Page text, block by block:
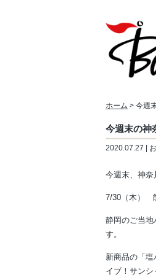
ホーム > 今週
今週末の神
2020.07.27 |
今週末、神奈
7/30（木）
静岡のご当地
す。
新商品の「
イブ！サン